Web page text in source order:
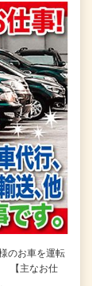
のお車を運転
【主なお仕